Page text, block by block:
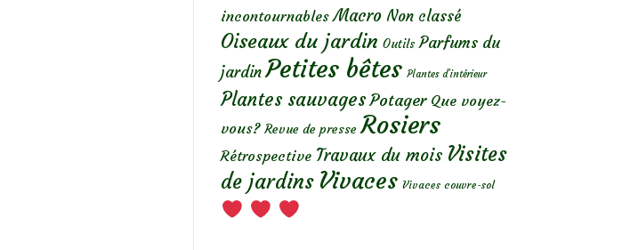
incontournables Macro Non classé
Oiseaux du jardin Outils Parfums du
jardin Petites bêtes Plantes d’intérieur
Plantes sauvages Potager Que voyez-
vous? Revue de presse Rosiers
Rétrospective Travaux du mois Visites
de jardins Vivaces Vivaces couvre-sol